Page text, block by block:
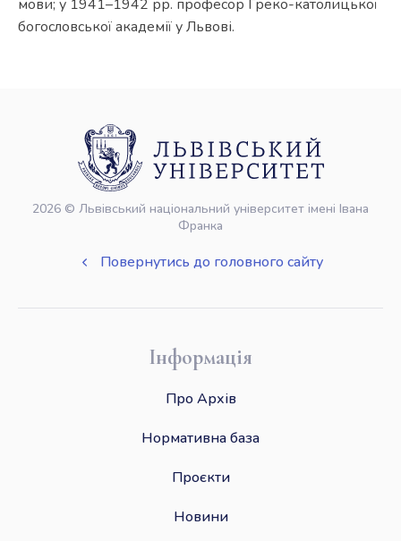
мови; у 1941–1942 рр. професор Греко-католицької
богословської академії у Львові.
2026 © Львівський національний університет імені Івана
Франка
Повернутись до головного сайту
Інформація
Про Архів
Нормативна база
Проєкти
Новини